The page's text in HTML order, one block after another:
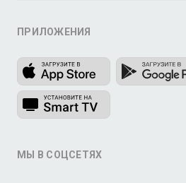
ПРИЛОЖЕНИЯ
МЫ В СОЦСЕТЯХ